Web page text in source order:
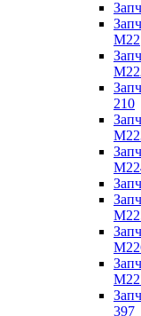
M22
210
397